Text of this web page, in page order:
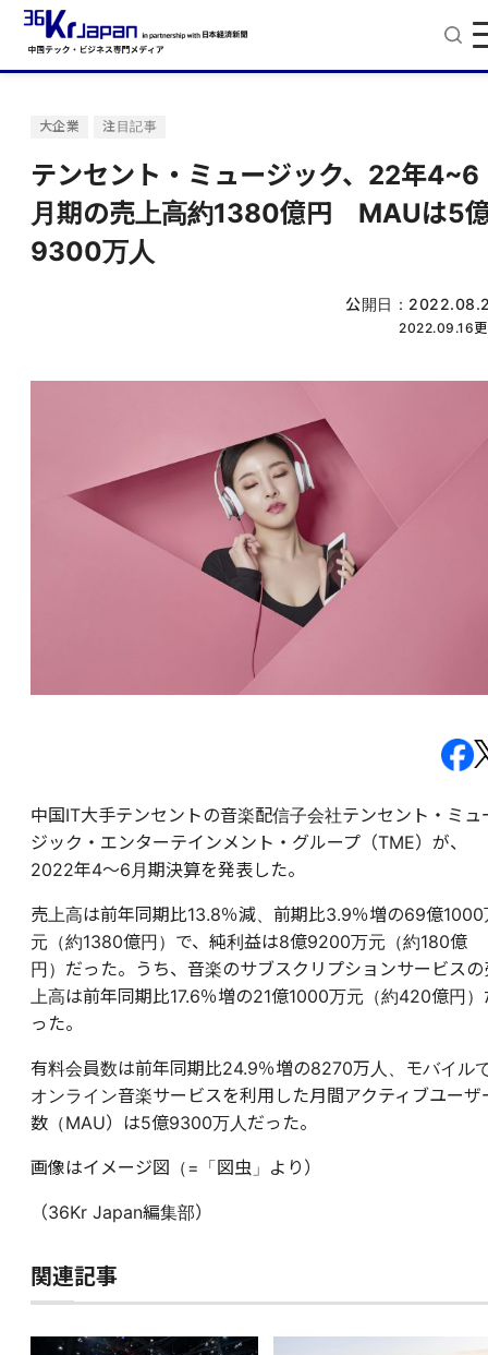
大企業 注目記事
テンセント・ミュージック、22年4~6
月期の売上高約1380億円 MAUは5
9300万人
公開日：
2022.09.16
中国IT大手テンセントの音楽配信子会社テンセント・ミュ
ジック・エンターテインメント・グループ（TME）が、
2022年4～6月期決算を発表した。
売上高は前年同期比13.8％減、前期比3.9％増の69億1000
元（約1380億円）で、純利益は8億9200万元（約180億
円）だった。うち、音楽のサブスクリプションサービスの
上高は前年同期比17.6％増の21億1000万元（約420億円）
った。
有料会員数は前年同期比24.9％増の8270万人、モバイル
オンライン音楽サービスを利用した月間アクティブユーザ
数（MAU）は5億9300万人だった。
画像はイメージ図（=「図虫」より）
（36Kr Japan編集部）
関連記事